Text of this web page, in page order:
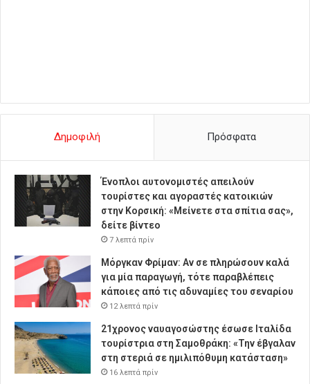
Δημοφιλή Πρόσφατα
Ένοπλοι αυτονομιστές απειλούν
τουρίστες και αγοραστές κατοικιών
στην Κορσική: «Μείνετε στα σπίτια σας»,
δείτε βίντεο
7 λεπτά πρίν
Μόργκαν Φρίμαν: Αν σε πληρώσουν καλά
για μία παραγωγή, τότε παραβλέπεις
κάποιες από τις αδυναμίες του σεναρίου
12 λεπτά πρίν
21χρονος ναυαγοσώστης έσωσε Ιταλίδα
τουρίστρια στη Σαμοθράκη: «Την έβγαλαν
στη στεριά σε ημιλιπόθυμη κατάσταση»
16 λεπτά πρίν